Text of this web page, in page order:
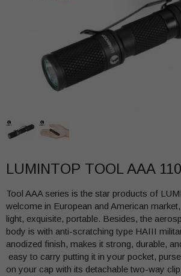
LUMINTOP TOOL AAA
Tool AAA series is the star products of
welcome in European and American
light, exquisite, portable. Besides, the
body is with anti-scratching type HAIII
anodized finish, makes it strong, durable,
easy to carry putting it in your pocket,
on your cap with its detachable two-way